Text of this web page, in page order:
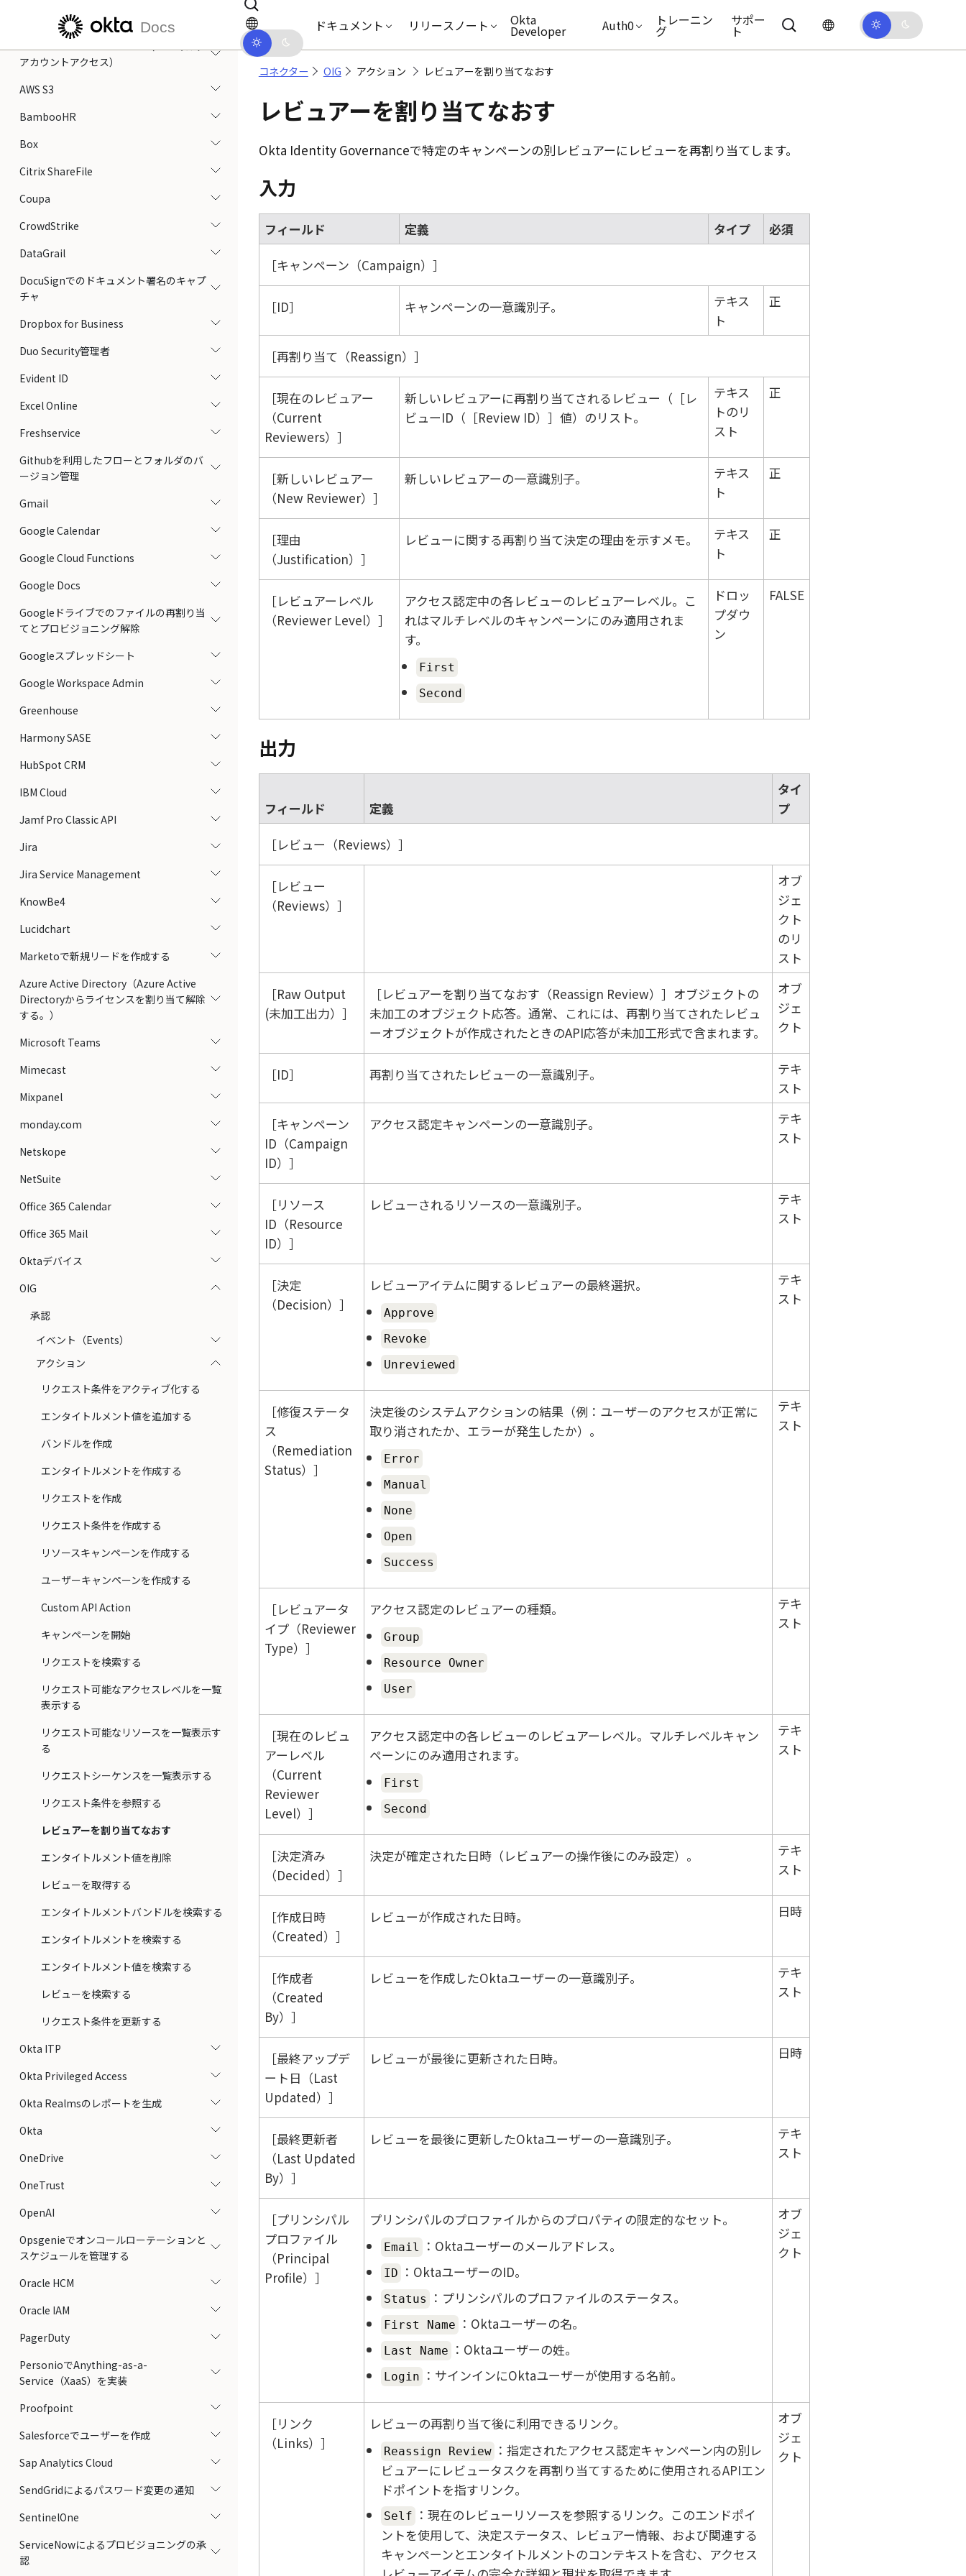
メインコンテンツにスキップ ドキュメントナビゲーションにスキップ
Docs ドキュメント リリースノート Okta
Developer Auth0 トレーニン
グ
サポー
ト
AWS Lambda
AWS Multi-Account Access（AWSマルチ
アカウントアクセス）
AWS S3
BambooHR
Box
Citrix ShareFile
Coupa
CrowdStrike
DataGrail
DocuSignでのドキュメント署名のキャプ
チャ
Dropbox for Business
Duo Security管理者
Evident ID
Excel Online
Freshservice
Githubを利用したフローとフォルダのバ
ージョン管理
Gmail
Google Calendar
Google Cloud Functions
Google Docs
Googleドライブでのファイルの再割り当
てとプロビジョニング解除
Googleスプレッドシート
Google Workspace Admin
Greenhouse
Harmony SASE
HubSpot CRM
IBM Cloud
Jamf Pro Classic API
Jira
Jira Service Management
KnowBe4
Lucidchart
Marketoで新規リードを作成する
Azure Active Directory（Azure Active
Directoryからライセンスを割り当て解除
する。）
Microsoft Teams
Mimecast
Mixpanel
monday.com
Netskope
NetSuite
Office 365 Calendar
Office 365 Mail
Oktaデバイス
OIG
承認
イベント（Events）
アクション
リクエスト条件をアクティブ化する
エンタイトルメント値を追加する
バンドルを作成
エンタイトルメントを作成する
リクエストを作成
リクエスト条件を作成する
リソースキャンペーンを作成する
ユーザーキャンペーンを作成する
Custom API Action
キャンペーンを開始
リクエストを検索する
リクエスト可能なアクセスレベルを一覧
表示する
リクエスト可能なリソースを一覧表示す
る
リクエストシーケンスを一覧表示する
リクエスト条件を参照する
レビュアーを割り当てなおす
エンタイトルメント値を削除
レビューを取得する
エンタイトルメントバンドルを検索する
エンタイトルメントを検索する
エンタイトルメント値を検索する
レビューを検索する
リクエスト条件を更新する
Okta ITP
Okta Privileged Access
Okta Realmsのレポートを生成
Okta
OneDrive
OneTrust
OpenAI
Opsgenieでオンコールローテーションと
スケジュールを管理する
Oracle HCM
Oracle IAM
PagerDuty
PersonioでAnything-as-a-
Service（XaaS）を実装
Proofpoint
Salesforceでユーザーを作成
Sap Analytics Cloud
SendGridによるパスワード変更の通知
SentinelOne
ServiceNowによるプロビジョニングの承
認
コネクター OIG アクション レビュアーを割り当てなおす
レビュアーを割り当てなおす
Okta Identity Governanceで特定のキャンペーンの別レビュアーにレビューを再割り当てします。
入力
フィールド 定義 タイプ
必須
キャンペーン（Campaign）
ID キャンペーンの一意識別子。
テキス
ト
正
再割り当て（Reassign）
現在のレビュアー
（Current
Reviewers）
新しいレビュアーに再割り当てされるレビュー（
レ
ビューID（［Review ID）
値）のリスト。
テキス
トのリ
スト
正
新しいレビュアー
（New Reviewer）
新しいレビュアーの一意識別子。
テキス
ト
正
理由
（Justification）
レビューに関する再割り当て決定の理由を示すメモ。
テキス
ト
正
レビュアーレベル
（Reviewer Level）
アクセス認定中の各レビューのレビュアーレベル。こ
れはマルチレベルのキャンペーンにのみ適用されま
す。
First
Second
ドロッ
プダウ
ン
FALSE
出力
フィールド 定義
タイ
プ
レビュー（Reviews）
レビュー
（Reviews）
オブ
ジェ
クト
のリ
スト
Raw Output
(未加工出力）
レビュアーを割り当てなおす（Reassign Review）
オブジェクトの
未加工のオブジェクト応答。通常、これには、再割り当てされたレビュ
ーオブジェクトが作成されたときのAPI応答が未加工形式で含まれます。
オブ
ジェ
クト
ID 再割り当てされたレビューの一意識別子。
テキ
スト
キャンペーン
ID（Campaign
ID）
アクセス認定キャンペーンの一意識別子。
テキ
スト
リソース
ID（Resource
ID）
レビューされるリソースの一意識別子。
テキ
スト
決定
（Decision）
レビューアイテムに関するレビュアーの最終選択。
Approve
Revoke
Unreviewed
テキ
スト
修復ステータ
ス
（Remediation
Status）
決定後のシステムアクションの結果（例：ユーザーのアクセスが正常に
取り消されたか、エラーが発生したか）。
Error
Manual
None
Open
Success
テキ
スト
レビュアータ
イプ（Reviewer
Type）
アクセス認定のレビュアーの種類。
Group
Resource Owner
User
テキ
スト
現在のレビュ
アーレベル
（Current
Reviewer
Level）
アクセス認定中の各レビューのレビュアーレベル。マルチレベルキャン
ペーンにのみ適用されます。
First
Second
テキ
スト
決定済み
（Decided）
決定が確定された日時（レビュアーの操作後にのみ設定）。
テキ
スト
作成日時
（Created）
レビューが作成された日時。 日時
作成者
（Created
By）
レビューを作成したOktaユーザーの一意識別子。
テキ
スト
最終アップデ
ート日（Last
Updated）
レビューが最後に更新された日時。 日時
最終更新者
（Last Updated
By）
レビューを最後に更新したOktaユーザーの一意識別子。
テキ
スト
プリンシパル
プロファイル
（Principal
Profile）
プリンシパルのプロファイルからのプロパティの限定的なセット。
Email ：Oktaユーザーのメールアドレス。
ID ：OktaユーザーのID。
Status ：プリンシパルのプロファイルのステータス。
First Name ：Oktaユーザーの名。
Last Name ：Oktaユーザーの姓。
Login ：サインインにOktaユーザーが使用する名前。
オブ
ジェ
クト
リンク
（Links）
レビューの再割り当て後に利用できるリンク。
Reassign Review ：指定されたアクセス認定キャンペーン内の別レ
ビュアーにレビュータスクを再割り当てするために使用されるAPIエン
ドポイントを指すリンク。
Self
：現在のレビューリソースを参照するリンク。このエンドポイ
ントを使用して、決定ステータス、レビュアー情報、および関連する
キャンペーンとエンタイトルメントのコンテキストを含む、アクセス
オブ
ジェ
クト